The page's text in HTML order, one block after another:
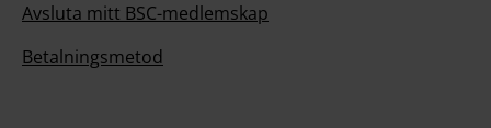
Avsluta mitt BSC-medlemskap
Betalningsmetod